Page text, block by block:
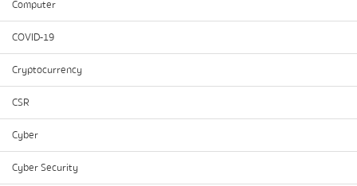
Computer
COVID-19
Cryptocurrency
CSR
Cyber
Cyber Security